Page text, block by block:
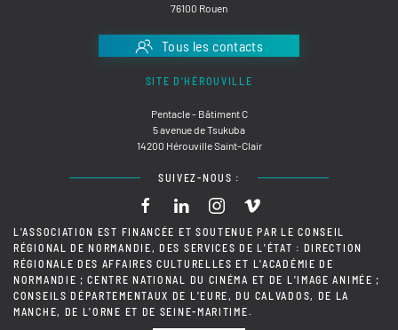
76100 Rouen
Tous les contacts
SITE D'HÉROUVILLE
Pentacle - Bâtiment C
5 avenue de Tsukuba
14200 Hérouville Saint-Clair
SUIVEZ-NOUS :
L'ASSOCIATION EST FINANCÉE ET SOUTENUE PAR LE CONSEIL
RÉGIONAL DE NORMANDIE, DES SERVICES DE L'ÉTAT : DIRECTION
RÉGIONALE DES AFFAIRES CULTURELLES ET L'ACADÉMIE DE
NORMANDIE ; CENTRE NATIONAL DU CINÉMA ET DE L'IMAGE ANIMÉE ;
CONSEILS DÉPARTEMENTAUX DE L'EURE, DU CALVADOS, DE LA
MANCHE, DE L'ORNE ET DE SEINE-MARITIME.